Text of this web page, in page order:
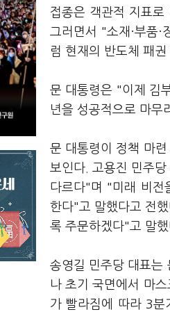
접종은 객관적 지표
그러면서 "소재·부품
럼 현재의 반도체 패
문 대통령은 "이제 김
년을 성공적으로 마무
문 대통령이 정책 마
보인다. 고용진 민주
다르다"며 "미래 비전
한다"고 말했다고 전
록 주문하겠다"고 말했
송영길 민주당 대표는
나 초기 국면에서 마
가 빨라짐에 따라 3분